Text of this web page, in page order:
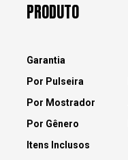
PRODUTO
Garantia
Por Pulseira
Por Mostrador
Por Gênero
Itens Inclusos